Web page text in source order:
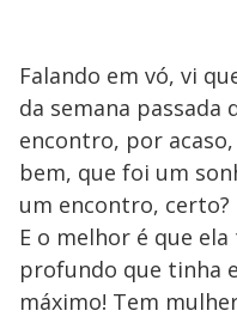
Falando em vó, vi
da semana passada
encontro, por
bem, que foi um
um encontro, certo?
E o melhor é que
profundo que tinha
máximo! Tem